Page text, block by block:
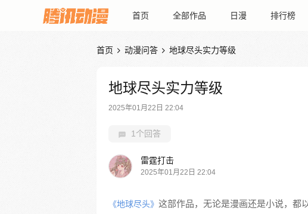
首页 全部作品 日漫 排行榜
首页  动漫问答  地球尽头实力等级
地球尽头实力等级
2025年01月22日 22:04
1个回答
雷霆打击
2025年01月22日 22:04
《地球尽头》 这部作品，无论是漫画还是小说，都